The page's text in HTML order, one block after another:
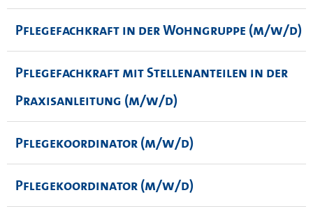
Pflegefachkraft in der Wohngruppe (m/w/d)
Pflegefachkraft mit Stellenanteilen in der
Praxisanleitung (m/w/d)
Pflegekoordinator (m/w/d)
Pflegekoordinator (m/w/d)